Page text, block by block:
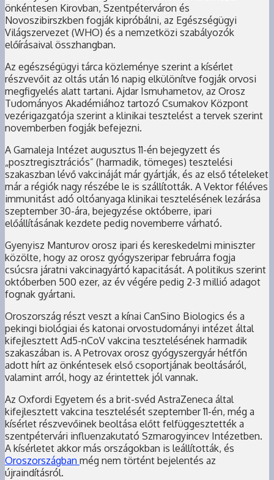
önkéntesen Kirovban, Szentpéterváron és
Novoszibirszkben fogják kipróbálni, az Egészségügyi
Világszervezet (WHO) és a nemzetközi szabályozók
előírásaival összhangban.
Az egészségügyi tárca közleménye szerint a kísérlet
részvevőit az oltás után 16 napig elkülönítve fogják orvosi
megfigyelés alatt tartani. Ajdar Ismuhametov, az Orosz
Tudományos Akadémiához tartozó Csumakov Központ
vezérigazgatója szerint a klinikai tesztelést a tervek szerint
novemberben fogják befejezni.
A Gamaleja Intézet augusztus 11-én bejegyzett és
„posztregisztrációs” (harmadik, tömeges) tesztelési
szakaszban lévő vakcináját már gyártják, és az első tételeket
már a régiók nagy részébe le is szállították. A Vektor féléves
immunitást adó oltóanyaga klinikai tesztelésének lezárása
szeptember 30-ára, bejegyzése októberre, ipari
előállításának kezdete pedig novemberre várható.
Gyenyisz Manturov orosz ipari és kereskedelmi miniszter
közölte, hogy az orosz gyógyszeripar februárra fogja
csúcsra járatni vakcinagyártó kapacitását. A politikus szerint
októberben 500 ezer, az év végére pedig 2-3 millió adagot
fognak gyártani.
Oroszország részt veszt a kínai CanSino Biologics és a
pekingi biológiai és katonai orvostudományi intézet által
kifejlesztett Ad5-nCoV vakcina tesztelésének harmadik
szakaszában is. A Petrovax orosz gyógyszergyár hétfőn
adott hírt az önkéntesek első csoportjának beoltásáról,
valamint arról, hogy az érintettek jól vannak.
Az Oxfordi Egyetem és a brit-svéd AstraZeneca által
kifejlesztett vakcina tesztelését szeptember 11-én, még a
kísérlet részvevőinek beoltása előtt felfüggesztették a
szentpétervári influenzakutató Szmarogyincev Intézetben.
A kísérletet akkor más országokban is leállították, és
Oroszországban még nem történt bejelentés az
újraindításról.